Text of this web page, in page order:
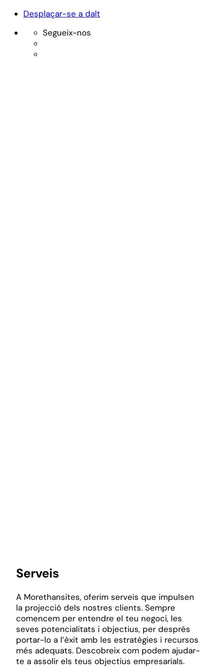
Desplaçar-se a dalt
Segueix-nos
Serveis
A Morethansites, oferim serveis que impulsen
la projecció dels nostres clients. Sempre
comencem per entendre el teu negoci, les
seves potencialitats i objectius, per després
portar-lo a l’èxit amb les estratègies i recursos
més adequats. Descobreix com podem ajudar-
te a assolir els teus objectius empresarials.